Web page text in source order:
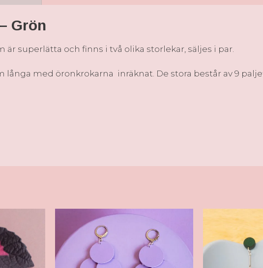
Grön
superlätta och finns i två olika storlekar, säljes i par.
långa med öronkrokarna inräknat. De stora består av 9
produkten
har
flera